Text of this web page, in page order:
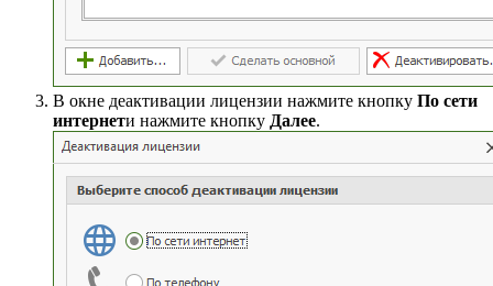
В окне деактивации лицензии нажмите кнопку По сети
интернети нажмите кнопку Далее.